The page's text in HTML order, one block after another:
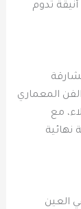
تدوم
المعماري
مع
نهائية
العين